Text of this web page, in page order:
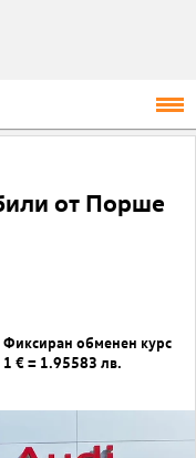
от Порше
Фиксиран обменен курс
1 € = 1.95583 лв.